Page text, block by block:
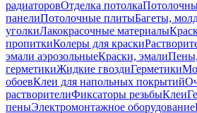
радиаторовОтделка потолка
панелиПотолочные плитыБагеты,
уголкиЛакокрасочные материалы
пропиткиКолеры для краски
эмали аэрозольныеКраски, эмали
герметикиЖидкие гвоздиГерметики
обоевКлеи для напольных покрытий
растворителиФиксаторы резьбыКлеи
пеныЭлектромонтажное оборудование